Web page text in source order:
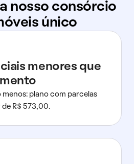
nosso consórcio
único
menores que
plano com parcelas
R$ 573,00.